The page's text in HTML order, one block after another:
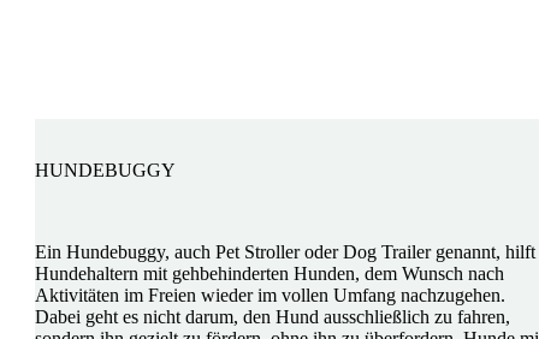
HUNDEBUGGY
Ein Hundebuggy, auch Pet Stroller oder Dog Trailer genannt, hilft
Hundehaltern mit gehbehinderten Hunden, dem Wunsch nach
Aktivitäten im Freien wieder im vollen Umfang nachzugehen.
Dabei geht es nicht darum, den Hund ausschließlich zu fahren,